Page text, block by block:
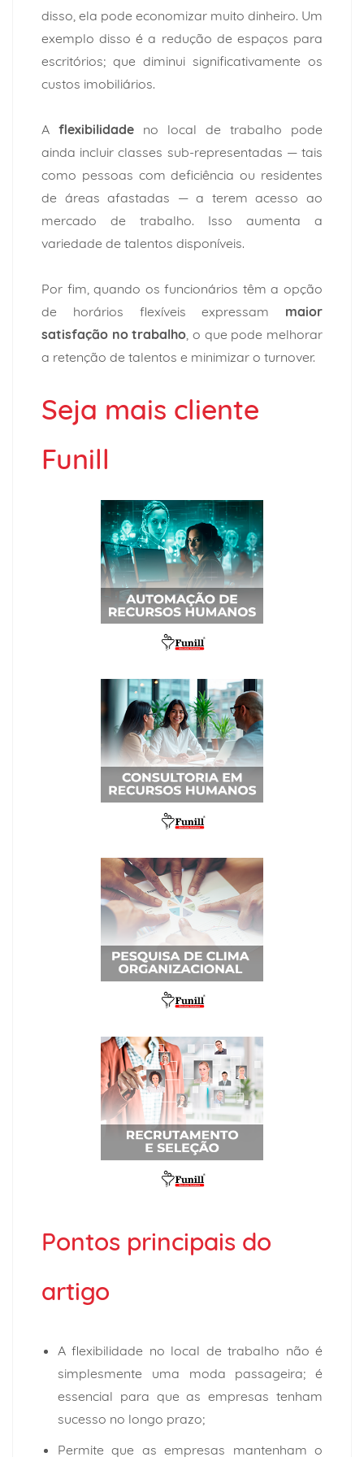
disso, ela pode economizar muito dinheiro. Um
exemplo disso é a redução de espaços para
escritórios; que diminui significativamente os
custos imobiliários.
A flexibilidade no local de trabalho pode
ainda incluir classes sub-representadas — tais
como pessoas com deficiência ou residentes
de áreas afastadas — a terem acesso ao
mercado de trabalho. Isso aumenta a
variedade de talentos disponíveis.
Por fim, quando os funcionários têm a opção
de horários flexíveis expressam maior
satisfação no trabalho, o que pode melhorar
a retenção de talentos e minimizar o turnover.
Seja mais cliente
Funill
Pontos principais do
artigo
A flexibilidade no local de trabalho não é
simplesmente uma moda passageira; é
essencial para que as empresas tenham
sucesso no longo prazo;
Permite que as empresas mantenham o